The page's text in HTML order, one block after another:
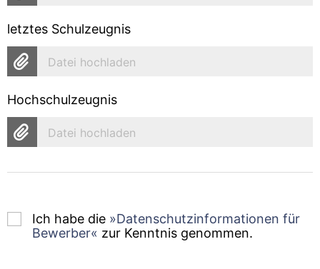
letztes Schulzeugnis
Datei hochladen
Hochschulzeugnis
Datei hochladen
Ich habe die
Datenschutzinformationen für
Bewerber
zur Kenntnis genommen.